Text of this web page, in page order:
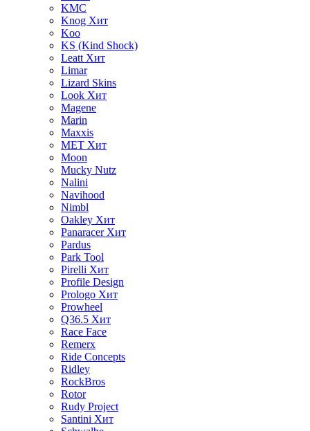
KMC
Knog Хит
Koo
KS (Kind Shock)
Leatt Хит
Limar
Lizard Skins
Look Хит
Magene
Marin
Maxxis
MET Хит
Moon
Mucky Nutz
Nalini
Navihood
Nimbl
Oakley Хит
Panaracer Хит
Pardus
Park Tool
Pirelli Хит
Profile Design
Prologo Хит
Prowheel
Q36.5 Хит
Race Face
Remerx
Ride Concepts
Ridley
RockBros
Rotor
Rudy Project
Santini Хит